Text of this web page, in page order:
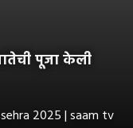
पूजा केली
2025 | saam tv